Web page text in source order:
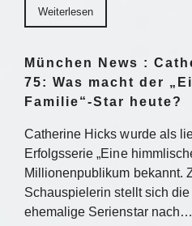
Weiterlesen
München News :
75: Was macht der
Familie“-Star heute?
Catherine Hicks wurde als
Erfolgsserie „Eine
Millionenpublikum bekannt.
Schauspielerin stellt sich
ehemalige Serienstar nach…